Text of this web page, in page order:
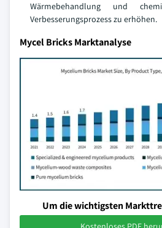
Wärmebehandlung und
Verbesserungsprozess zu erhöhen.
Mycel Bricks Marktanalyse
Um die wichtigsten